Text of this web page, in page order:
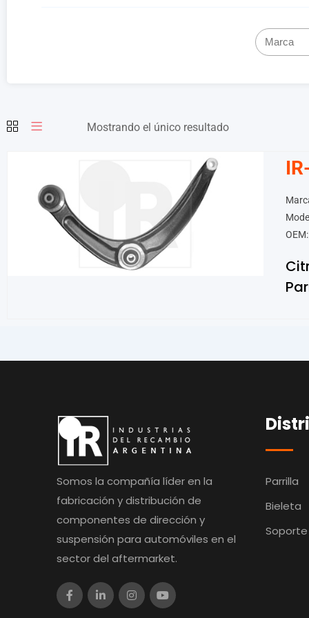
Mostrando el único resultado
Somos la compañía líder en la
fabricación y distribución de
componentes de dirección y
suspensión para automóviles en el
sector del aftermarket.
Parrilla
Bieleta